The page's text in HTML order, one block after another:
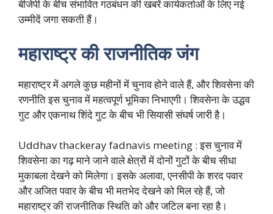
बीजेपी के बीच संभावित गठबंधन की खबरें कार्यकर्ताओं के लिए नई
उम्मीदें जगा सकती हैं।
महाराष्ट्र की राजनीतिक जंग
महाराष्ट्र में अगले कुछ महीनों में चुनाव होने वाले हैं, और शिवसेना की
रणनीति इस चुनाव में महत्वपूर्ण भूमिका निभाएगी। शिवसेना के उद्धव
गुट और एकनाथ शिंदे गुट के बीच भी सियासी संघर्ष जारी है।
Uddhav thackeray fadnavis meeting : इस चुनाव में
शिवसेना का गढ़ माने जाने वाले क्षेत्रों में दोनों गुटों के बीच सीधा
मुकाबला देखने को मिलेगा। इसके अलावा, एनसीपी के शरद पवार
और अजित पवार के बीच भी मतभेद देखने को मिल रहे हैं, जो
महाराष्ट्र की राजनीतिक स्थिति को और जटिल बना रहा है।